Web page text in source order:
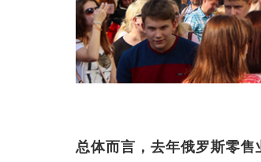
总体而言，去年俄罗斯零